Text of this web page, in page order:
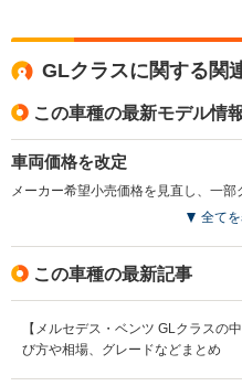
GLクラスに関する関
この車種の最新モデル情
車両価格を改定
全て
この車種の最新記事
【メルセデス・ベンツ GLクラスの
び方や相場、グレードなどまとめ